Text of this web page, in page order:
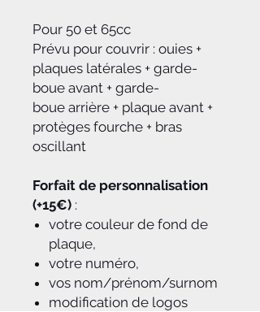
Pour 50 et 65cc
Prévu pour couvrir : ouies +
plaques latérales + garde-
boue avant + garde-
boue arrière + plaque avant +
protèges fourche + bras
oscillant
Forfait de personnalisation
(+15€) :
votre couleur de fond de
plaque,
votre numéro,
vos nom/prénom/surnom
modification de logos